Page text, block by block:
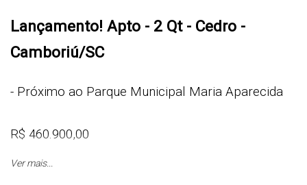
Lançamento! Apto - 2 Qt - Cedro -
Camboriú/SC
- Próximo ao Parque Municipal Maria Aparecida
R$ 460.900,00
Ver mais...